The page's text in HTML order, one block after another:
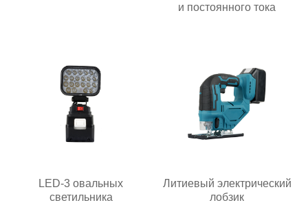
и постоянного тока
LED-3 овальных
светильника
Литиевый электрический
лобзик